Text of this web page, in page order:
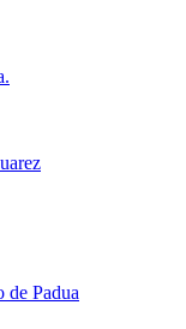
Padua